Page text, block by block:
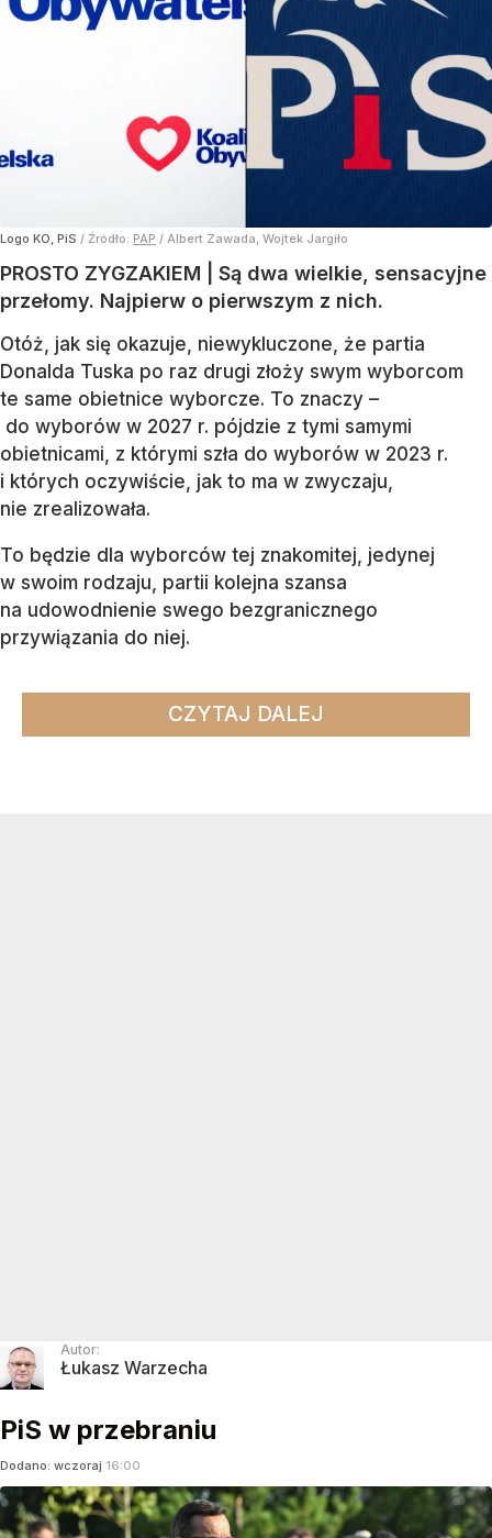
Logo KO, PiS / Źródło: PAP / Albert Zawada, Wojtek Jargiło
PROSTO ZYGZAKIEM | Są dwa wielkie, sensacyjne
przełomy. Najpierw o pierwszym z nich.
Otóż, jak się okazuje, niewykluczone, że partia
Donalda Tuska po raz drugi złoży swym wyborcom
te same obietnice wyborcze. To znaczy –
do wyborów w 2027 r. pójdzie z tymi samymi
obietnicami, z którymi szła do wyborów w 2023 r.
i których oczywiście, jak to ma w zwyczaju,
nie zrealizowała.
To będzie dla wyborców tej znakomitej, jedynej
w swoim rodzaju, partii kolejna szansa
na udowodnienie swego bezgranicznego
przywiązania do niej.
CZYTAJ DALEJ
Autor:
Łukasz Warzecha
PiS w przebraniu
Dodano: wczoraj 16:00